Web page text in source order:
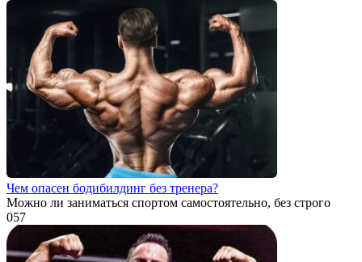
Чем опасен бодибилдинг без тренера?
Можно ли заниматься спортом самостоятельно, без строго
057